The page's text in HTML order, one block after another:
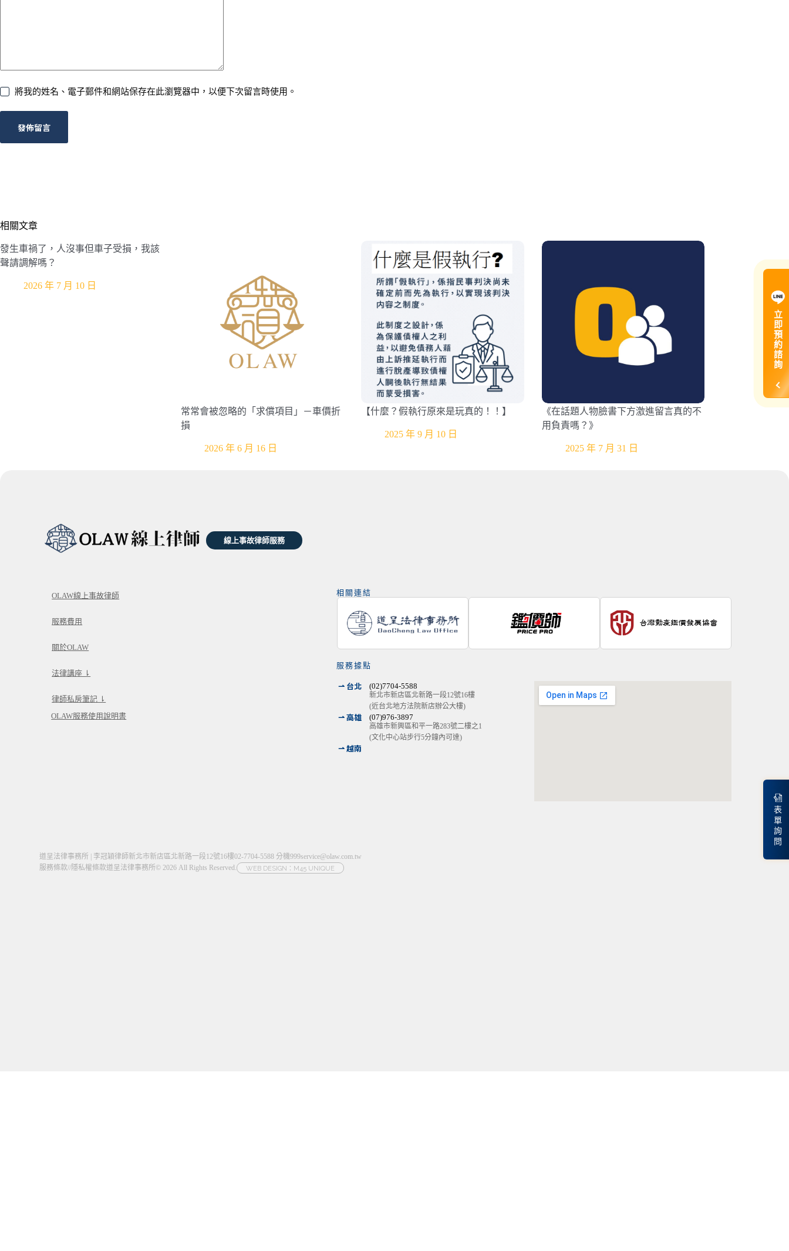
立
即
預
約
諮
詢
表
單
詢
問
將我的姓名、電子郵件和網站保存在此瀏覽器中，以便下次留言時使用。
發佈留言
相關文章
發生車禍了，人沒事但車子受損，我該
聲請調解嗎？
2026 年 7 月 10 日
常常會被忽略的「求償項目」－車價折
損
2026 年 6 月 16 日
【什麼？假執行原來是玩真的！！】
2025 年 9 月 10 日
《在話題人物臉書下方激進留言真的不
用負責嗎？》
2025 年 7 月 31 日
線上事故律師服務
OLAW線上事故律師
服務費用
關於OLAW
法律講座 ⇂
律師私房筆記 ⇂
OLAW服務使用說明書
相關連結
服務據點
⇀ 台北 (02)7704-5588
新北市新店區北新路一段12號16樓
(近台北地方法院新店辦公大樓)
⇀ 高雄 (07)976-3897
高雄市新興區和平一路283號二樓之1
(文化中心站步行5分鐘內可達)
⇀ 越南
道呈法律事務所 | 李冠穎律師新北市新店區北新路一段12號16樓02-7704-5588 分機999service@olaw.com.tw
服務條款//隱私權條款道呈法律事務所© 2026 All Rights Reserved. WEB DESIGN：M45 UNIQUE